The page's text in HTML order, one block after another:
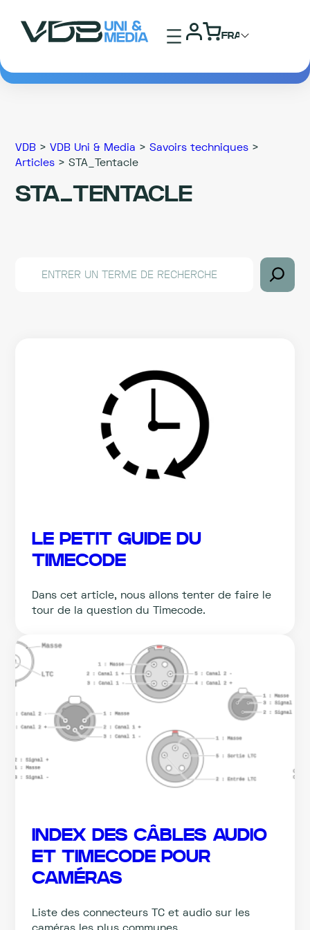
VDB >VDB Uni & Media >Savoirs techniques >
Articles >STA_Tentacle
STA_TENTACLE
LE PETIT GUIDE DU
TIMECODE
Dans cet article, nous allons tenter de faire le
tour de la question du Timecode.
INDEX DES CÂBLES AUDIO
ET TIMECODE POUR
CAMÉRAS
Liste des connecteurs TC et audio sur les